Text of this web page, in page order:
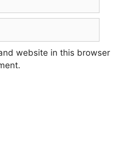
website in this browser